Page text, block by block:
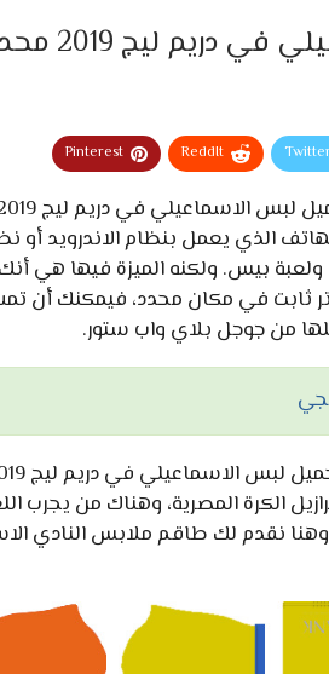
2019 محدث للموسم الجديد
ReddIt
Pinterest
ولعبة بيس. ولكنه الميزة فيها هي
ثابت في مكان محدد، فيمكنك
من جوجل بلاي واب ستور.
الكرة المصرية، وهناك من يجرب
نقدم لك طاقم ملابس النادي